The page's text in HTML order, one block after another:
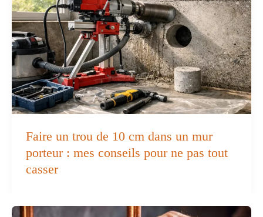
Faire un trou de 10 cm dans un mur
porteur : mes conseils pour ne pas tout
casser